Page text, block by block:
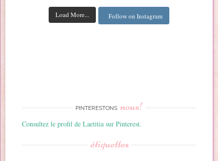
Load More... Follow on Instagram
PINTERESTONS nous!
Consultez le profil de Laetitia sur Pinterest.
étiquettes